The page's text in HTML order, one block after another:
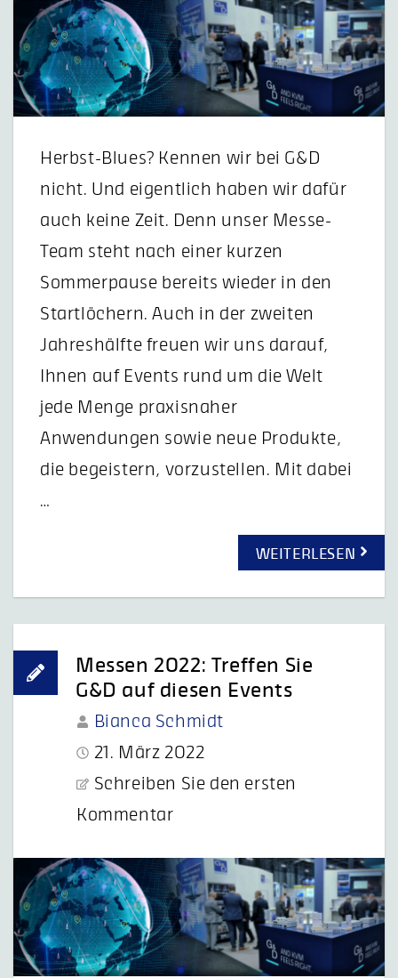
Herbst-Blues? Kennen wir bei G&D
nicht. Und eigentlich haben wir dafür
auch keine Zeit. Denn unser Messe-
Team steht nach einer kurzen
Sommerpause bereits wieder in den
Startlöchern. Auch in der zweiten
Jahreshälfte freuen wir uns darauf,
Ihnen auf Events rund um die Welt
jede Menge praxisnaher
Anwendungen sowie neue Produkte,
die begeistern, vorzustellen. Mit dabei
…
WEITERLESEN
Messen 2022: Treffen Sie
G&D auf diesen Events
Bianca Schmidt
21. März 2022
Schreiben Sie den ersten
Kommentar